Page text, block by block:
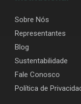
Sobre Nós
Representantes
Blog
Sustentabilidade
Fale Conosco
Política de